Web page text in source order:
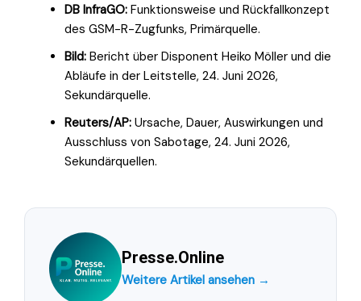
DB InfraGO: Funktionsweise und Rückfallkonzept
des GSM-R-Zugfunks, Primärquelle.
Bild: Bericht über Disponent Heiko Möller und die
Abläufe in der Leitstelle, 24. Juni 2026,
Sekundärquelle.
Reuters/AP: Ursache, Dauer, Auswirkungen und
Ausschluss von Sabotage, 24. Juni 2026,
Sekundärquellen.
Presse.Online
Weitere Artikel ansehen →